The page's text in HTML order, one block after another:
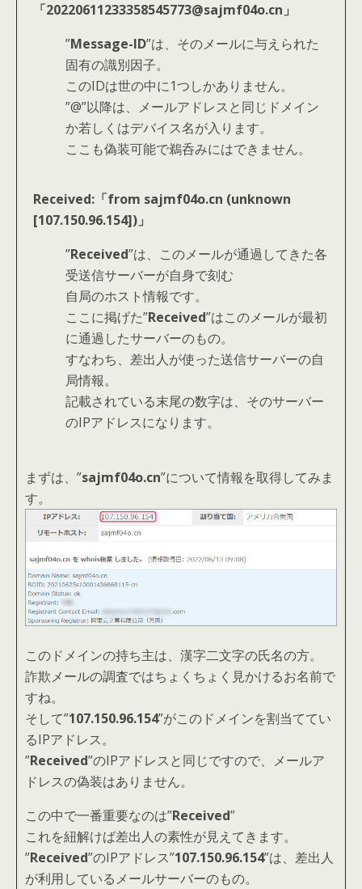
「20220611233358545773@sajmf04o.cn」
”Message-ID”は、そのメールに与えられた
固有の識別因子。
このIDは世の中に1つしかありません。
”@”以降は、メールアドレスと同じドメイン
か若しくはデバイス名が入ります。
ここも偽装可能で鵜呑みにはできません。
Received:「from sajmf04o.cn (unknown
[107.150.96.154])」
”Received”は、このメールが通過してきた各
受送信サーバーが自身で刻む
自局のホスト情報です。
ここに掲げた”Received”はこのメールが最初
に通過したサーバーのもの。
すなわち、差出人が使った送信サーバーの自
局情報。
記載されている末尾の数字は、そのサーバー
のIPアドレスになります。
まずは、”sajmf04o.cn”について情報を取得してみま
す。
このドメインの持ち主は、漢字二文字の氏名の方。
詐欺メールの調査ではちょくちょく見かけるお名前で
すね。
そして”107.150.96.154”がこのドメインを割当ててい
るIPアドレス。
”Received”のIPアドレスと同じですので、メールア
ドレスの偽装はありません。
この中で一番重要なのは”Received”
これを紐解けば差出人の素性が見えてきます。
”Received”のIPアドレス”107.150.96.154”は、差出人
が利用しているメールサーバーのもの。